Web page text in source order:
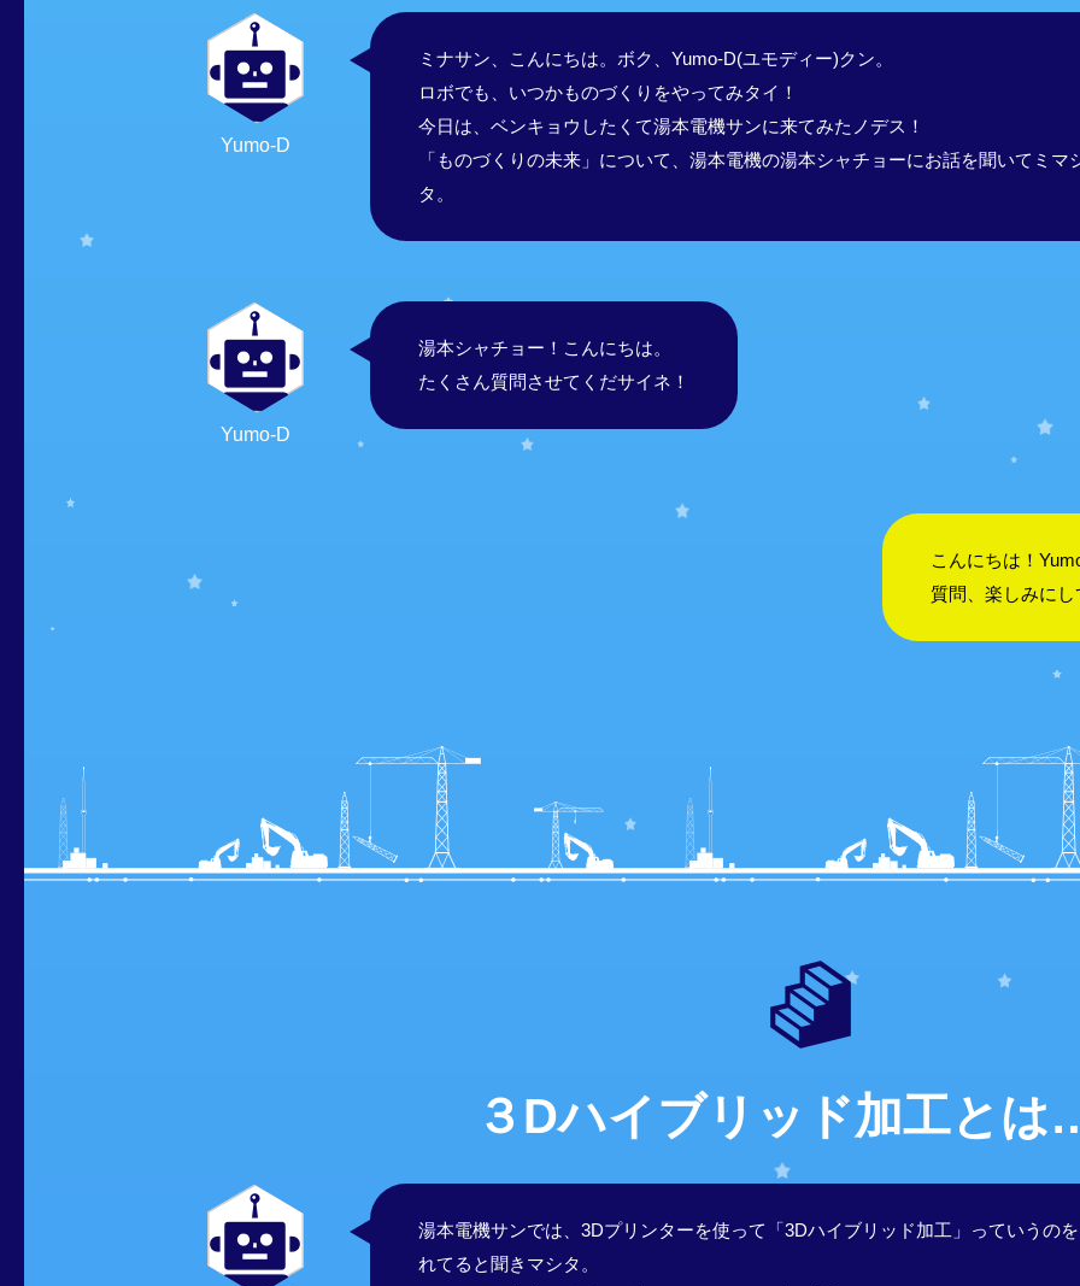
Yumo-D
ミナサン、こんにちは。ボク、Yumo-D(ユモディー)クン。
ロボでも、いつかものづくりをやってみタイ！
今日は、ベンキョウしたくて湯本電機サンに来てみたノデス！
「ものづくりの未来」について、湯本電機の湯本シャチョーにお話を聞いてミマ
タ。
Yumo-D
湯本シャチョー！こんにちは。
たくさん質問させてくだサイネ！
こんにちは！
質問、楽しみに
３Dハイブリッド加工とは
湯本電機サンでは、3Dプリンターを使って「3Dハイブリッド加工」っていうの
れてると聞きマシタ。